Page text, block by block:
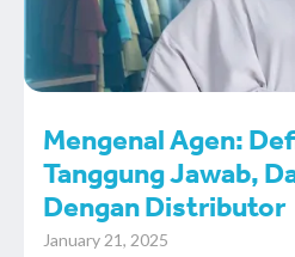
Mengenal Agen:
Tanggung Jawab,
Dengan Distributor
January 21, 2025